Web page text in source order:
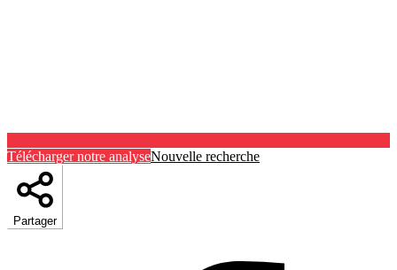
Télécharger notre analyseNouvelle recherche
Partager